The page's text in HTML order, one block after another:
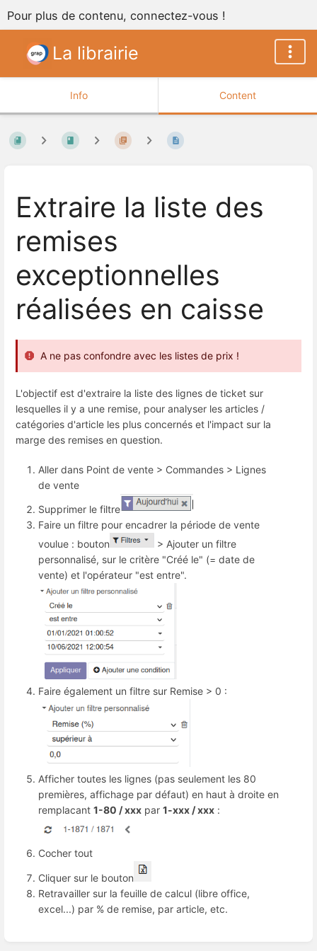
Pour plus de contenu, connectez-vous !
La librairie
Info Content
Extraire la liste des
remises
exceptionnelles
réalisées en caisse
A ne pas confondre avec les listes de prix !
L'objectif est d'extraire la liste des lignes de ticket sur
lesquelles il y a une remise, pour analyser les articles /
catégories d'article les plus concernés et l'impact sur la
marge des remises en question.
Aller dans Point de vente > Commandes > Lignes
de vente
Supprimer le filtre
Faire un filtre pour encadrer la période de vente
voulue : bouton
> Ajouter un filtre
personnalisé, sur le critère "Créé le" (= date de
vente) et l'opérateur "est entre".
Faire également un filtre sur Remise > 0 :
Afficher toutes les lignes (pas seulement les 80
premières, affichage par défaut) en haut à droite en
remplacant 1-80 / xxx par 1-xxx / xxx :
Cocher tout
Cliquer sur le bouton
Retravailler sur la feuille de calcul (libre office,
excel...) par % de remise, par article, etc.